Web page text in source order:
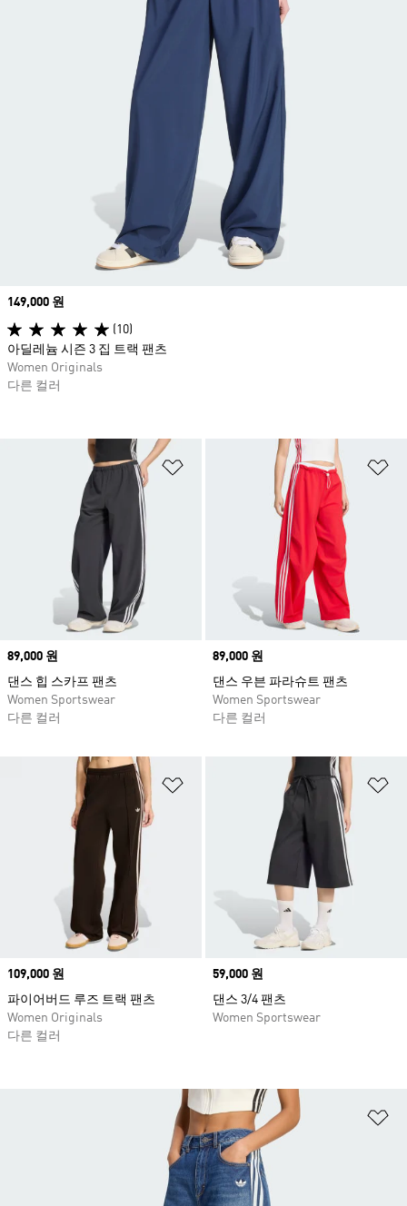
위시리스트 담기
Price
89,000 원
댄스 힙 스카프 팬츠
Women Sportswear
다른 컬러
Price
89,000 원
댄스 우븐 파라슈트 팬츠
Women Sportswear
다른 컬러
위시리스트 담기
Price
109,000 원
파이어버드 루즈 트랙 팬츠
Women Originals
다른 컬러
Price
59,000 원
댄스 3/4 팬츠
Women Sportswear
Price
149,000 원
(10)
아딜레늄 시즌 3 집 트랙 팬츠
Women Originals
다른 컬러